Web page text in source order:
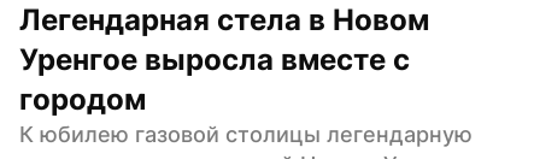
Легендарная стела в Новом
Уренгое выросла вместе с
городом
К юбилею газовой столицы легендарную